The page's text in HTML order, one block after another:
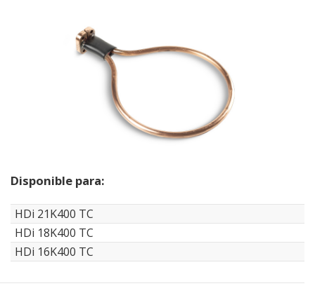
Disponible para:
HDi 21K400 TC
HDi 18K400 TC
HDi 16K400 TC